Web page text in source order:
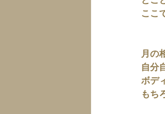
ここ
月の
自分
ボデ
もち